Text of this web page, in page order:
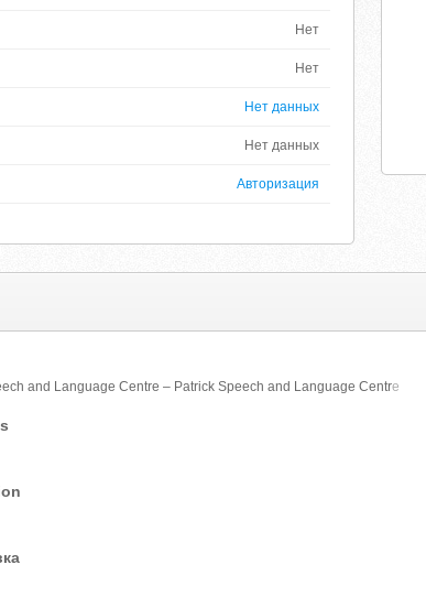
Нет
Нет
Нет данных
Нет данных
Авторизация
and Language Centre – Patrick Speech and Language Centre